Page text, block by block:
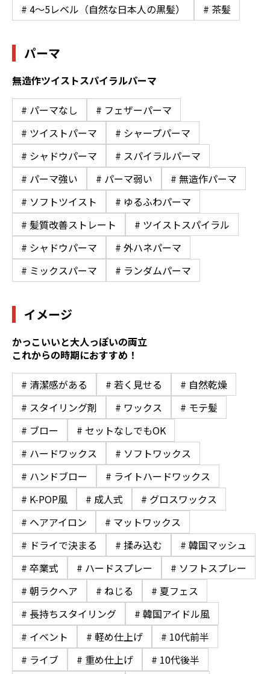
# 4〜5レベル（自然な日本人の黒髪） # 茶髪
パーマ
無造作ツイストスパイラルパーマ
# パーマなし
# フェザーパーマ
# ツイストパーマ
# シャープパーマ
# シャドウパーマ
# スパイラルパーマ
# パーマ強い
# パーマ弱い
# 無造作パーマ
# ソフトツイスト
# ゆるふわパーマ
# 髪質改善ストレート
# ツイストスパイラル
# シャドウパーマ
# 外ハネパーマ
# ミックスパーマ
# ランダムパーマ
イメージ
かっこいいと大人っぽいの両立
これからの時期におすすめ！
# 清潔感がある # 若く見せる
# 自然乾燥
# スタイリング剤
# ワックス
# モテ髪
# ブロー
# セットなしでもOK
# ハードワックス
# ソフトワックス
# ハンドブロー
# ライトハードワックス
# K-POP風
# 成人式
# グロスワックス
# ヘアアイロン
# マットワックス
# ドライで決まる
# 揉み込む
# 韓国マッシュ
# 卒業式
# ハードスプレー
# ソフトスプレー
# 朝ラクヘア
# ねじる
# 夏フェス
# 長持ちスタイリング
# 韓国アイドル風
# イベント
# 軽め仕上げ
# 10代前半
# ライブ
# 重め仕上げ
# 10代後半